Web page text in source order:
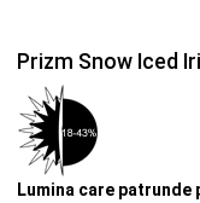
Prizm Snow Iced
Lumina care patrunde